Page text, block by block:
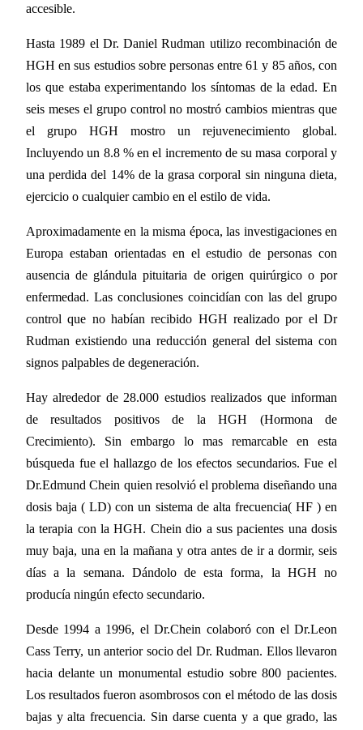
accesible.
Hasta 1989 el Dr. Daniel Rudman utilizo recombinación de
HGH en sus estudios sobre personas entre 61 y 85 años, con
los que estaba experimentando los síntomas de la edad. En
seis meses el grupo control no mostró cambios mientras que
el grupo HGH mostro un rejuvenecimiento global.
Incluyendo un 8.8 % en el incremento de su masa corporal y
una perdida del 14% de la grasa corporal sin ninguna dieta,
ejercicio o cualquier cambio en el estilo de vida.
Aproximadamente en la misma época, las investigaciones en
Europa estaban orientadas en el estudio de personas con
ausencia de glándula pituitaria de origen quirúrgico o por
enfermedad. Las conclusiones coincidían con las del grupo
control que no habían recibido HGH realizado por el Dr
Rudman existiendo una reducción general del sistema con
signos palpables de degeneración.
Hay alrededor de 28.000 estudios realizados que informan
de resultados positivos de la HGH (Hormona de
Crecimiento). Sin embargo lo mas remarcable en esta
búsqueda fue el hallazgo de los efectos secundarios. Fue el
Dr.Edmund Chein quien resolvió el problema diseñando una
dosis baja ( LD) con un sistema de alta frecuencia( HF ) en
la terapia con la HGH. Chein dio a sus pacientes una dosis
muy baja, una en la mañana y otra antes de ir a dormir, seis
días a la semana. Dándolo de esta forma, la HGH no
producía ningún efecto secundario.
Desde 1994 a 1996, el Dr.Chein colaboró con el Dr.Leon
Cass Terry, un anterior socio del Dr. Rudman. Ellos llevaron
hacia delante un monumental estudio sobre 800 pacientes.
Los resultados fueron asombrosos con el método de las dosis
bajas y alta frecuencia. Sin darse cuenta y a que grado, las